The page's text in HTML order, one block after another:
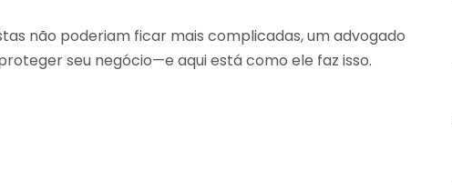
não poderiam ficar mais complicadas, um advogado
seu negócio—e aqui está como ele faz isso.